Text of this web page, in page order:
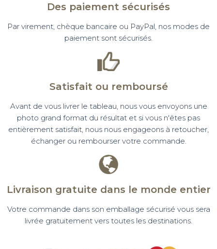
Des paiement sécurisés
Par virement, chèque bancaire ou PayPal, nos modes de
paiement sont sécurisés.
Satisfait ou remboursé
Avant de vous livrer le tableau, nous vous envoyons une
photo grand format du résultat et si vous n'êtes pas
entièrement satisfait, nous nous engageons à retoucher,
échanger ou rembourser votre commande.
Livraison gratuite dans le monde entier
Votre commande dans son emballage sécurisé vous sera
livrée gratuitement vers toutes les destinations.